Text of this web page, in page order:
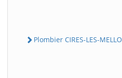
Plombier CIRES-LES-MELLO